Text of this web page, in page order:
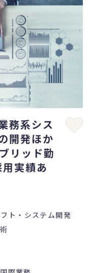
務系シス
開発ほか
リッド勤
実績あ
ト・システム開発